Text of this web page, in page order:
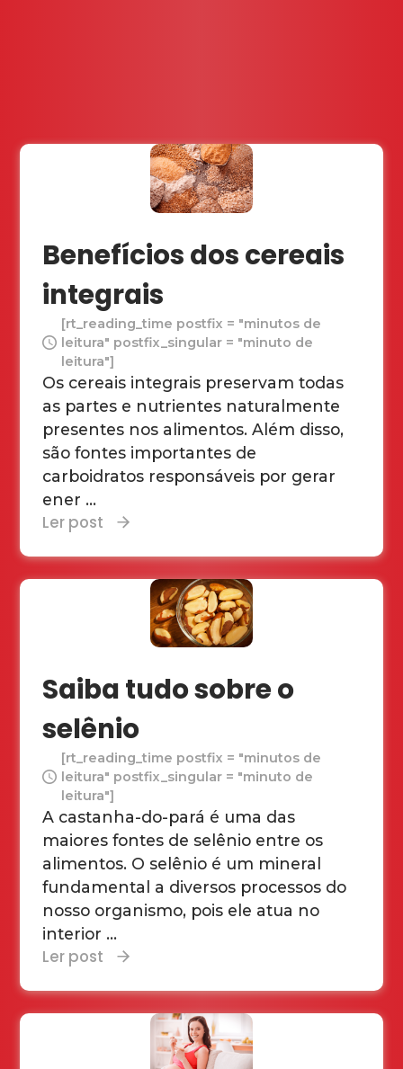
Benefícios dos cereais
integrais
[rt_reading_time postfix = "minutos de
leitura" postfix_singular = "minuto de
leitura"]
Os cereais integrais preservam todas
as partes e nutrientes naturalmente
presentes nos alimentos. Além disso,
são fontes importantes de
carboidratos responsáveis por gerar
ener ...
Ler post
Saiba tudo sobre o
selênio
[rt_reading_time postfix = "minutos de
leitura" postfix_singular = "minuto de
leitura"]
A castanha-do-pará é uma das
maiores fontes de selênio entre os
alimentos. O selênio é um mineral
fundamental a diversos processos do
nosso organismo, pois ele atua no
interior ...
Ler post